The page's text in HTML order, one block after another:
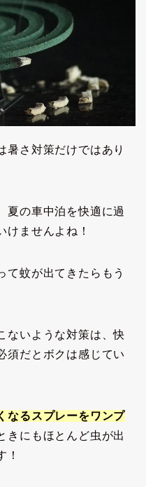
暑さ対策だけではあり
夏の車中泊を快適に過
けませんよね！
て蚊が出てきたらもう
ないような対策は、快
須だとボクは感じてい
なるスプレーをワンプ
きにもほとんど虫が出
！